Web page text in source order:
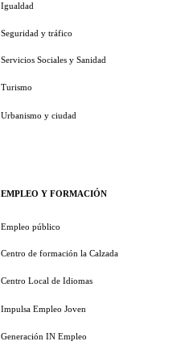
Igualdad
Seguridad y tráfico
Servicios Sociales y Sanidad
Turismo
Urbanismo y ciudad
EMPLEO Y FORMACIÓN
Empleo público
Centro de formación la Calzada
Centro Local de Idiomas
Impulsa Empleo Joven
Generación IN Empleo